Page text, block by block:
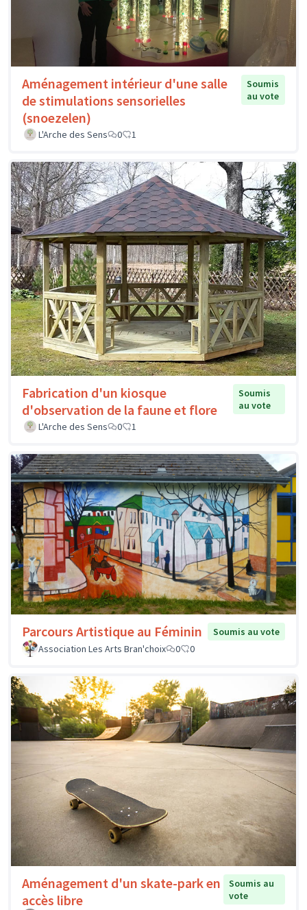
Aménagement intérieur d'une salle
de stimulations sensorielles
(snoezelen)
Soumis
au vote
L'Arche des Sens 0 1
Fabrication d'un kiosque
d'observation de la faune et flore
Soumis
au vote
L'Arche des Sens
0 1
Parcours Artistique au Féminin
Soumis au vote
Association Les Arts Bran'choix
0 0
Aménagement d'un skate-park en
accès libre
Soumis au
vote